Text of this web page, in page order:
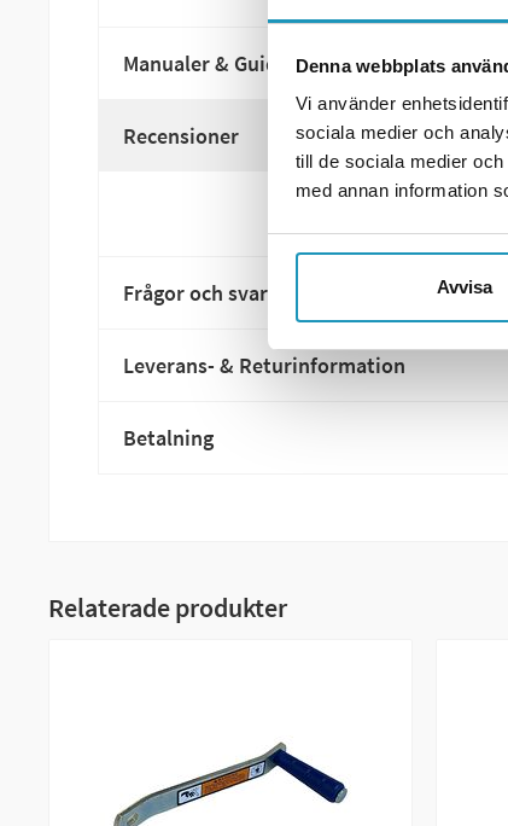
Denna webbplats
Vi använder
sociala medier och
till de sociala medier
med annan information
Avvisa
Manualer & Guider
Recensioner
Frågor och svar
Leverans- & Returinformation
Betalning
Relaterade produkter